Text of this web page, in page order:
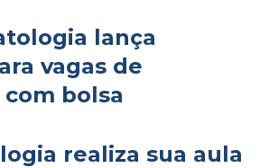
lança
vagas de
bolsa
realiza sua aula